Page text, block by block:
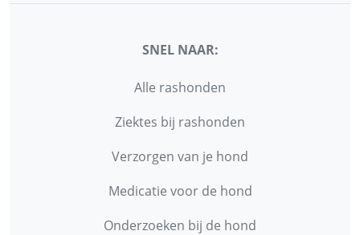
SNEL NAAR:
Alle rashonden
Ziektes bij rashonden
Verzorgen van je hond
Medicatie voor de hond
Onderzoeken bij de hond